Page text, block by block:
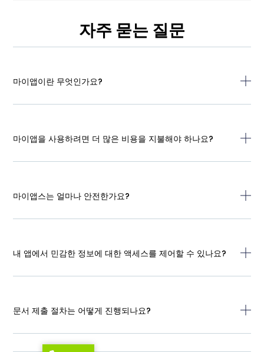
자주 묻는 질문
마이앱이란 무엇인가요?
마이앱을 사용하려면 더 많은 비용을 지불해야 하나요?
마이앱스는 얼마나 안전한가요?
내 앱에서 민감한 정보에 대한 액세스를 제어할 수 있나요?
문서 제출 절차는 어떻게 진행되나요?